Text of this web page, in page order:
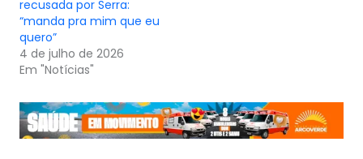
recusada por Serra:
“manda pra mim que eu
quero”
4 de julho de 2026
Em "Notícias"